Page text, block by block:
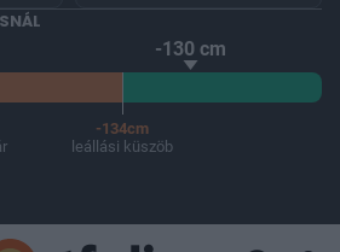
-130 cm
-134cm
leállási küszöb